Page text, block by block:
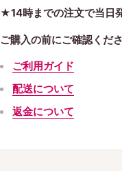
★14時までの注文で当日
ご購入の前にご確認くださ
ご利用ガイド
配送について
返金について